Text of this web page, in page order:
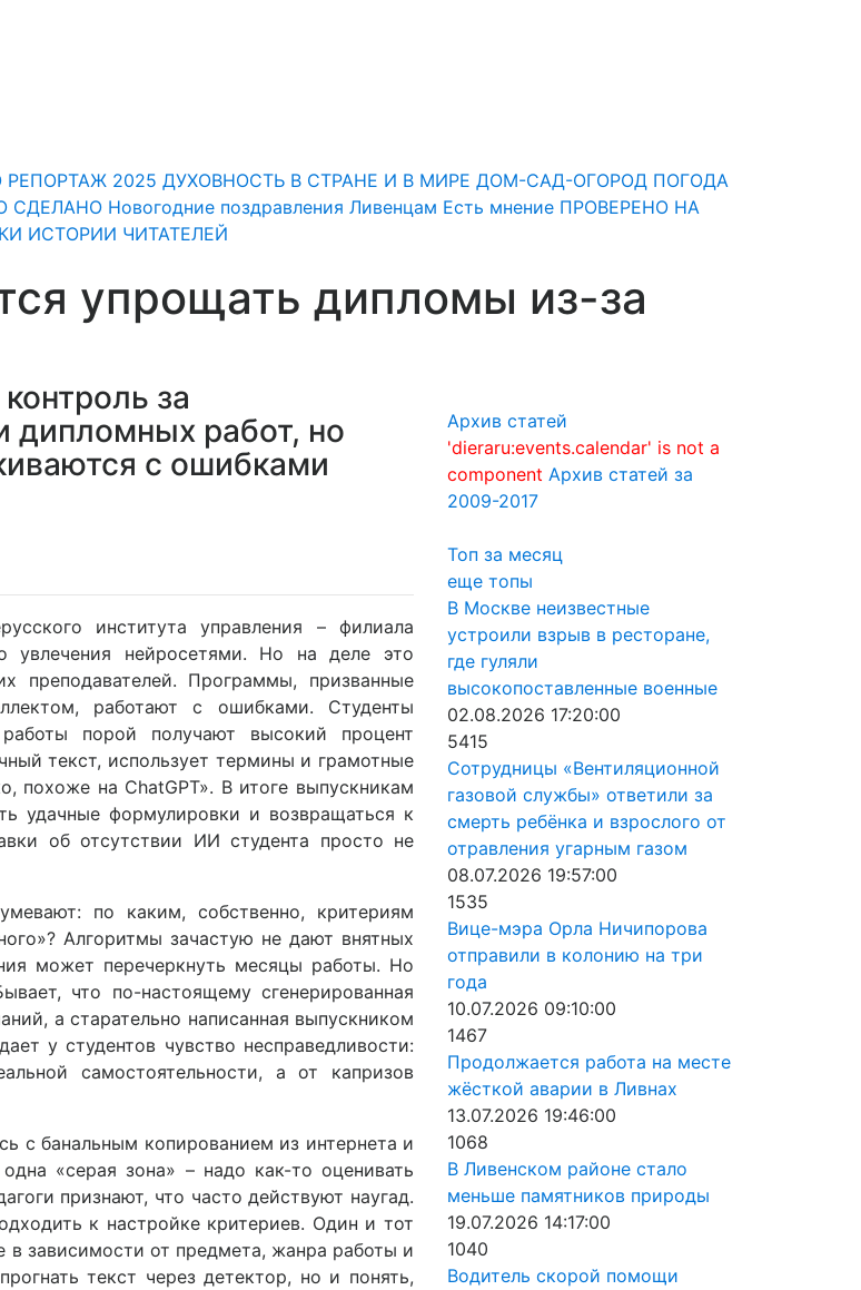
РЕПОРТАЖ 2025 ДУХОВНОСТЬ В СТРАНЕ И В МИРЕ ДОМ-САД-ОГОРОД ПОГОДА
СДЕЛАНО Новогодние поздравления Ливенцам Есть мнение ПРОВЕРЕНО НА
ИСТОРИИ ЧИТАТЕЛЕЙ
упрощать дипломы из-за
за
дипломных работ, но
с ошибками
института управления – филиала
увлечения нейросетями. Но на деле это
Программы, призванные
работают с ошибками. Студенты
порой получают высокий процент
текст, использует термины и грамотные
похоже на ChatGPT». В итоге выпускникам
удачные формулировки и возвращаться к
об отсутствии ИИ студента просто не
по каким, собственно, критериям
Алгоритмы зачастую не дают внятных
может перечеркнуть месяцы работы. Но
что по-настоящему сгенерированная
а старательно написанная выпускником
у студентов чувство несправедливости:
самостоятельности, а от капризов
с банальным копированием из интернета и
«серая зона» – надо как-то оценивать
признают, что часто действуют наугад.
к настройке критериев. Один и тот
в зависимости от предмета, жанра работы и
текст через детектор, но и понять,
Архив статей
'dieraru:events.calendar' is not a
component Архив статей за
2009-2017
Топ за месяц
еще топы
В Москве неизвестные
устроили взрыв в ресторане,
где гуляли
высокопоставленные военные
02.08.2026 17:20:00
5415
Сотрудницы «Вентиляционной
газовой службы» ответили за
смерть ребёнка и взрослого от
отравления угарным газом
08.07.2026 19:57:00
1535
Вице-мэра Орла Ничипорова
отправили в колонию на три
года
10.07.2026 09:10:00
1467
Продолжается работа на месте
жёсткой аварии в Ливнах
13.07.2026 19:46:00
1068
В Ливенском районе стало
меньше памятников природы
19.07.2026 14:17:00
1040
Водитель скорой помощи